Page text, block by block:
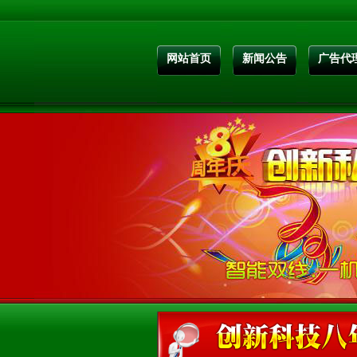
网站首页 新闻公告 广告代